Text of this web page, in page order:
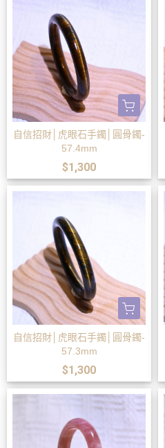
自信招財│虎眼石手鐲│圓骨鐲-
57.4mm
$1,300
自信招財│虎眼石手鐲│圓骨鐲-
57.3mm
$1,300